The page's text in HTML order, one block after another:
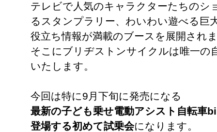
テレビで人気のキャラクターたちのシ
るスタンプラリー、わいわい遊べる巨
役立ち情報が満載のブースを展開され
そこにブリヂストンサイクルは唯一の
いたします。
今回は特に9月下旬に発売になる
最新の子ども乗せ電動アシスト自転車
登場する初めて試乗会になります。